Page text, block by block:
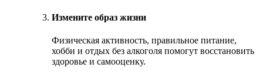
Измените образ жизни
Физическая активность, правильное питание,
хобби и отдых без алкоголя помогут восстановить
здоровье и самооценку.